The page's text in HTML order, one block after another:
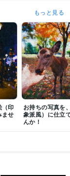
Pro:10年
年Canva:5年
年
動画制作・編集
もっと見る
（印
ませ
お持ちの写真を
象派風）に仕立
んか！